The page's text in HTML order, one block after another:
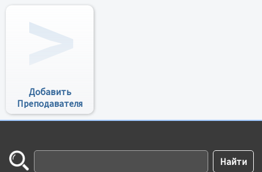
Добавить
Преподавателя